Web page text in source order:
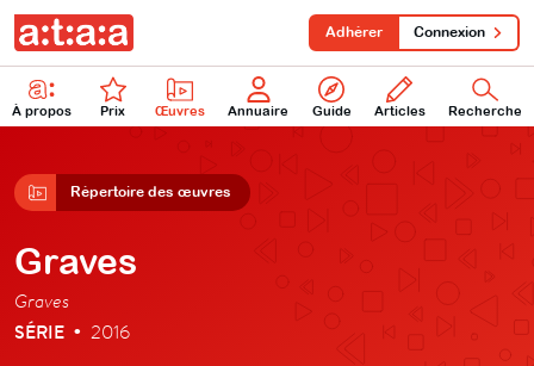
À propos Prix Œuvres Annuaire Guide Articles Recherche
Adhérer Connexion
Répertoire des œuvres
Graves
Graves
SÉRIE • 2016